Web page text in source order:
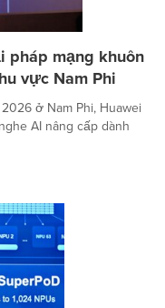
pháp mạng khuôn
vực Nam Phi
ở Nam Phi, Huawei
AI nâng cấp dành